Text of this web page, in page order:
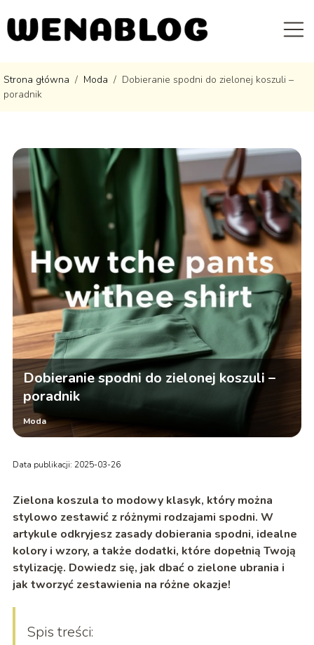
Strona główna / Moda / Dobieranie spodni do zielonej koszuli –
poradnik
Dobieranie spodni do zielonej koszuli –
poradnik
Moda
Data publikacji: 2025-03-26
Zielona koszula to modowy klasyk, który można
stylowo zestawić z różnymi rodzajami spodni. W
artykule odkryjesz zasady dobierania spodni, idealne
kolory i wzory, a także dodatki, które dopełnią Twoją
stylizację. Dowiedz się, jak dbać o zielone ubrania i
jak tworzyć zestawienia na różne okazje!
Spis treści: